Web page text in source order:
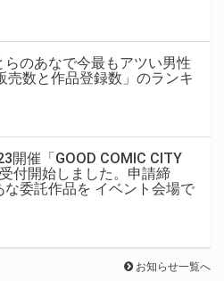
らのあなで今最もアツい男性
売数と作品登録数」のランキ
開催「GOOD COMIC CITY
付開始しました。申請締
委託作品を イベント会場で
お知らせ一覧へ